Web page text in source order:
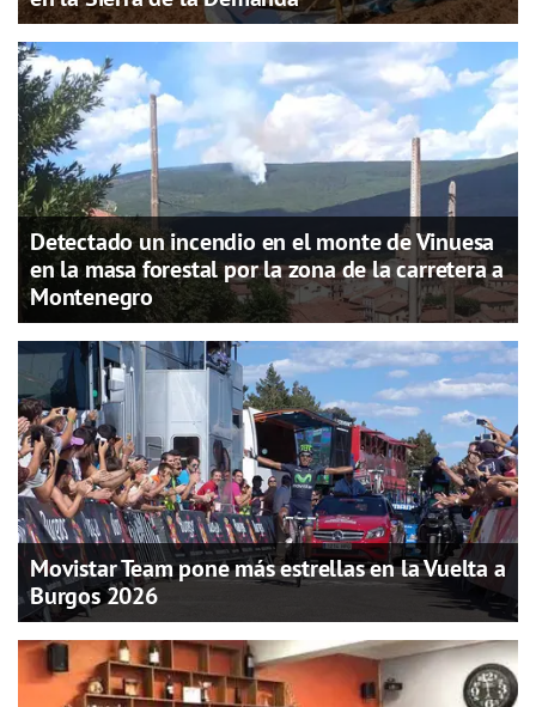
Detectado un incendio en el monte de Vinuesa
en la masa forestal por la zona de la carretera a
Montenegro
Movistar Team pone más estrellas en la Vuelta a
Burgos 2026